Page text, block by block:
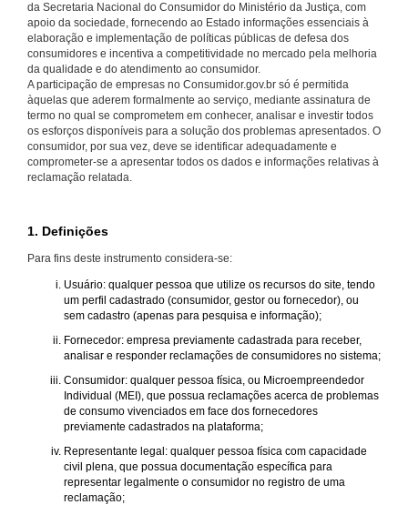
da Secretaria Nacional do Consumidor do Ministério da Justiça, com
apoio da sociedade, fornecendo ao Estado informações essenciais à
elaboração e implementação de políticas públicas de defesa dos
consumidores e incentiva a competitividade no mercado pela melhoria
da qualidade e do atendimento ao consumidor.
A participação de empresas no Consumidor.gov.br só é permitida
àquelas que aderem formalmente ao serviço, mediante assinatura de
termo no qual se comprometem em conhecer, analisar e investir todos
os esforços disponíveis para a solução dos problemas apresentados. O
consumidor, por sua vez, deve se identificar adequadamente e
comprometer-se a apresentar todos os dados e informações relativas à
reclamação relatada.
1. Definições
Para fins deste instrumento considera-se:
Usuário: qualquer pessoa que utilize os recursos do site, tendo
um perfil cadastrado (consumidor, gestor ou fornecedor), ou
sem cadastro (apenas para pesquisa e informação);
Fornecedor: empresa previamente cadastrada para receber,
analisar e responder reclamações de consumidores no sistema;
Consumidor: qualquer pessoa física, ou Microempreendedor
Individual (MEI), que possua reclamações acerca de problemas
de consumo vivenciados em face dos fornecedores
previamente cadastrados na plataforma;
Representante legal: qualquer pessoa física com capacidade
civil plena, que possua documentação específica para
representar legalmente o consumidor no registro de uma
reclamação;